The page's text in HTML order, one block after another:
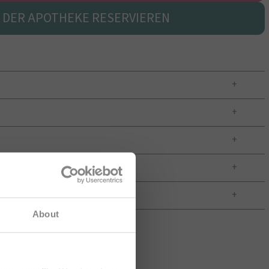
About
APOTHEKE RESERVIEREN
sich